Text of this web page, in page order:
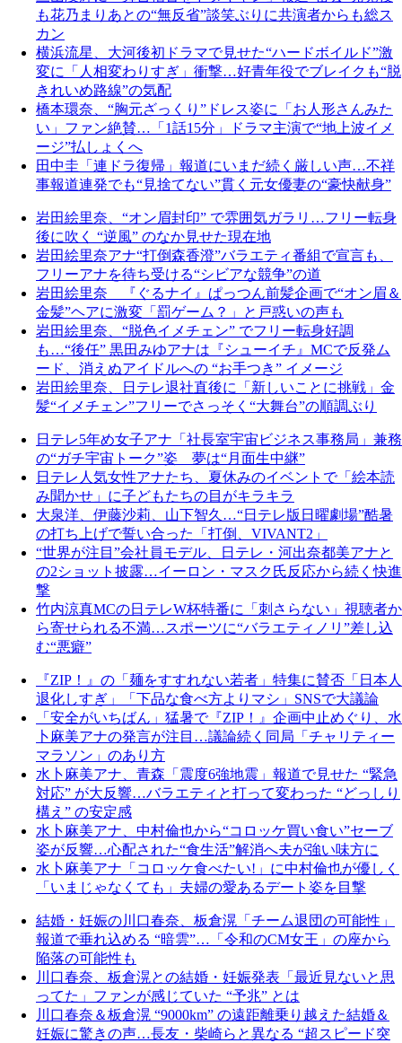
も花乃まりあとの“無反省”談笑ぶりに共演者からも総ス
カン
横浜流星、大河後初ドラマで見せた“ハードボイルド”激
変に「人相変わりすぎ」衝撃…好青年役でブレイクも“脱
きれいめ路線”の気配
橋本環奈、“胸元ざっくり”ドレス姿に「お人形さんみた
い」ファン絶賛…「1話15分」ドラマ主演で“地上波イメ
ージ”払しょくへ
田中圭「連ドラ復帰」報道にいまだ続く厳しい声…不祥
事報道連発でも“見捨てない”貫く元女優妻の“豪快献身”
岩田絵里奈、“オン眉封印” で雰囲気ガラリ…フリー転身
後に吹く “逆風” のなか見せた現在地
岩田絵里奈アナ“打倒森香澄”バラエティ番組で宣言も、
フリーアナを待ち受ける“シビアな競争”の道
岩田絵里奈 『ぐるナイ』ぱっつん前髪企画で“オン眉＆
金髪”ヘアに激変「罰ゲーム？」と戸惑いの声も
岩田絵里奈、“脱色イメチェン” でフリー転身好調
も…“後任” 黒田みゆアナは『シューイチ』MCで反発ム
ード、消えぬアイドルへの “お手つき” イメージ
岩田絵里奈、日テレ退社直後に「新しいことに挑戦」金
髪“イメチェン”フリーでさっそく“大舞台”の順調ぶり
日テレ5年め女子アナ「社長室宇宙ビジネス事務局」兼務
の“ガチ宇宙トーク”姿 夢は“月面生中継”
日テレ人気女性アナたち、夏休みのイベントで「絵本読
み聞かせ」に子どもたちの目がキラキラ
大泉洋、伊藤沙莉、山下智久…“日テレ版日曜劇場”酷暑
の打ち上げで誓い合った「打倒、VIVANT2」
“世界が注目”会社員モデル、日テレ・河出奈都美アナと
の2ショット披露…イーロン・マスク氏反応から続く快進
撃
竹内涼真MCの日テレW杯特番に「刺さらない」視聴者か
ら寄せられる不満…スポーツに“バラエティノリ”差し込
む“悪癖”
『ZIP！』の「麺をすすれない若者」特集に賛否「日本人
退化しすぎ」「下品な食べ方よりマシ」SNSで大議論
「安全がいちばん」猛暑で『ZIP！』企画中止めぐり、水
卜麻美アナの発言が注目…議論続く同局「チャリティー
マラソン」のあり方
水卜麻美アナ、青森「震度6強地震」報道で見せた “緊急
対応” が大反響…バラエティと打って変わった “どっしり
構え” の安定感
水卜麻美アナ、中村倫也から“コロッケ買い食い”セーブ
姿が反響…心配された“食生活”解消へ夫が強い味方に
水卜麻美アナ「コロッケ食べたい!」に中村倫也が優しく
「いまじゃなくても」夫婦の愛あるデート姿を目撃
結婚・妊娠の川口春奈、板倉滉「チーム退団の可能性」
報道で垂れ込める “暗雲”…「令和のCM女王」の座から
陥落の可能性も
川口春奈、板倉滉との結婚・妊娠発表「最近見ないと思
ってた」ファンが感じていた “予兆” とは
川口春奈＆板倉滉 “9000km” の遠距離乗り越えた結婚＆
妊娠に驚きの声…長友・柴崎らと異なる “超スピード突